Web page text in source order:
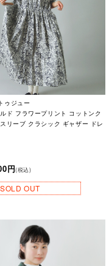
ゥジュー
ド フラワープリント コットンク
リーブ クラシック ギャザー ドレ
円(税込)
SOLD OUT